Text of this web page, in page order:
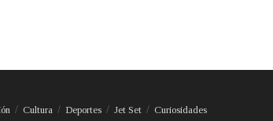
Cultura Deportes Jet Set Curiosidades